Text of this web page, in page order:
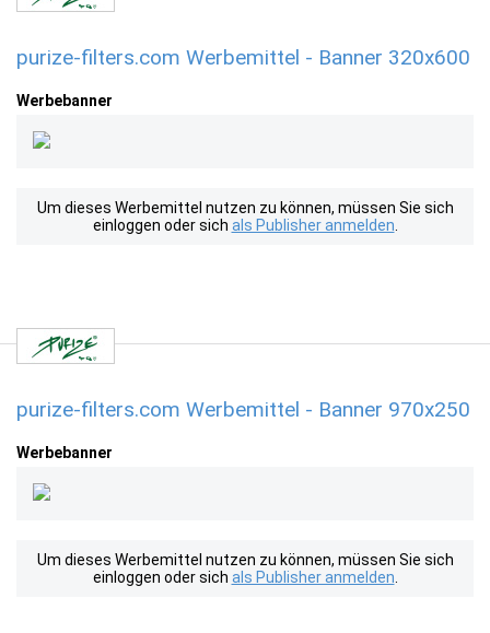
purize-filters.com Werbemittel - Banner 320x600
Werbebanner
Um dieses Werbemittel nutzen zu können, müssen Sie sich
einloggen oder sich als Publisher anmelden
purize-filters.com Werbemittel - Banner 970x250
Werbebanner
Um dieses Werbemittel nutzen zu können, müssen Sie sich
einloggen oder sich als Publisher anmelden